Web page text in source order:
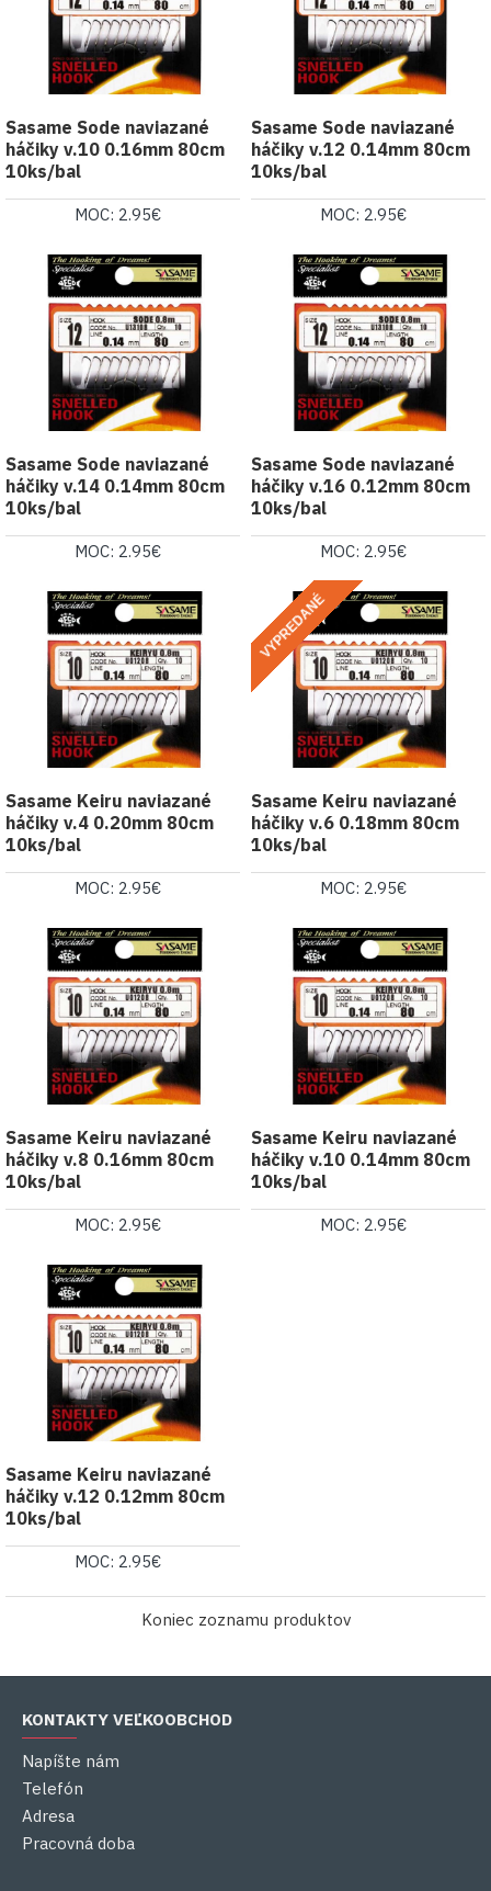
Sasame Sode naviazané
háčiky v.10 0.16mm 80cm
10ks/bal
MOC: 2.95€
Sasame Sode naviazané
háčiky v.12 0.14mm 80cm
10ks/bal
MOC: 2.95€
Sasame Sode naviazané
háčiky v.14 0.14mm 80cm
10ks/bal
MOC: 2.95€
Sasame Sode naviazané
háčiky v.16 0.12mm 80cm
10ks/bal
MOC: 2.95€
Sasame Keiru naviazané
háčiky v.4 0.20mm 80cm
10ks/bal
MOC: 2.95€
VYPREDANÉ
Sasame Keiru naviazané
háčiky v.6 0.18mm 80cm
10ks/bal
MOC: 2.95€
Sasame Keiru naviazané
háčiky v.8 0.16mm 80cm
10ks/bal
MOC: 2.95€
Sasame Keiru naviazané
háčiky v.10 0.14mm 80cm
10ks/bal
MOC: 2.95€
Sasame Keiru naviazané
háčiky v.12 0.12mm 80cm
10ks/bal
MOC: 2.95€
Koniec zoznamu produktov
KONTAKTY VEĽKOOBCHOD
Napíšte nám
Telefón
Adresa
Pracovná doba